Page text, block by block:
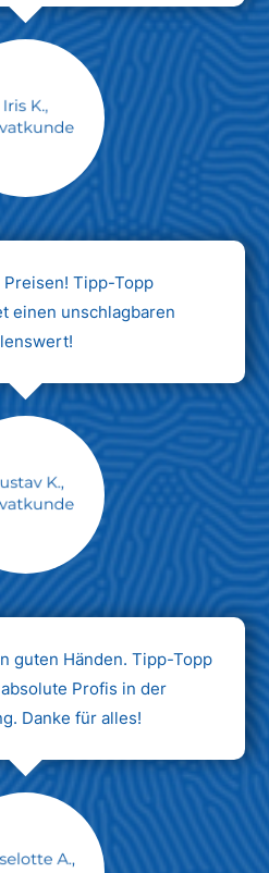
Mustermann
AG
Tipp-Topp
einen unschlagbaren
Mustermann
AG
guten Händen. Tipp-Topp
Profis in der
Danke für alles!